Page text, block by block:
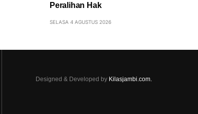
Peralihan Hak
SELASA 4 AGUSTUS 2026
Designed & Developed by Kilasjambi.com.